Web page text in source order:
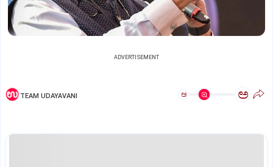
ADVERTISEMENT
TEAM UDAYAVANI ಅ ಅ